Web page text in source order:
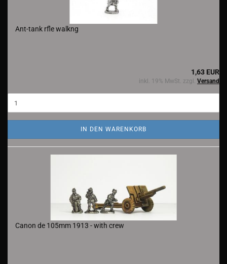
Ant-tank rfle walkng
1,63 EUR
inkl. 19% MwSt. zzgl. Versand
IN DEN WARENKORB
Canon de 105mm 1913 - with crew